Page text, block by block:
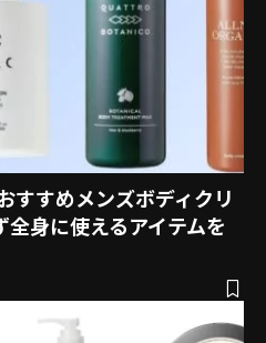
すすめメンズボディクリ
身に使えるアイテムを